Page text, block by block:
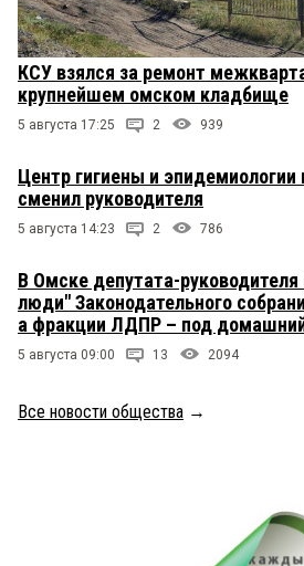
КСУ взялся за ремонт
крупнейшем омском кладбище
5 августа 17:25 2 939
Центр гигиены и
сменил руководителя
5 августа 14:23 2 786
В Омске депутата-
люди" Законодательного
а фракции ЛДПР – под
5 августа 09:00 13 2094
Все новости общества →